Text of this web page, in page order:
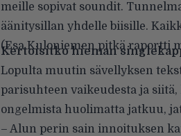
meille sopivat soundit.
äänitysillan yhdelle biisille.
(Esa Kuloniemen pitkä raportti
Kertoisitko hieman
Lopulta muutin sävellyksen
parisuhteen vaikeudesta ja
ongelmista huolimatta jatkuu,
– Alun perin sain innoituksen